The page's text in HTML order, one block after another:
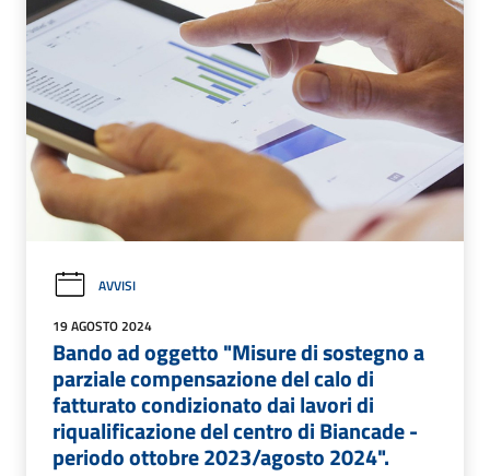
AVVISI
19 AGOSTO 2024
Bando ad oggetto "Misure di sostegno a
parziale compensazione del calo di
fatturato condizionato dai lavori di
riqualificazione del centro di Biancade -
periodo ottobre 2023/agosto 2024".